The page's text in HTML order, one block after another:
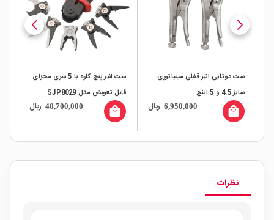
ست دوتایی انبر قفلی مینیاتوری
سایز 4.5 و 5 اینچ
6,950,000 ریال local_mall
ست انبر پنج کاره با 5 سری مجزای
قابل تعویض مدل SJP8029
40,700,000 ریال local_mall
نظرات